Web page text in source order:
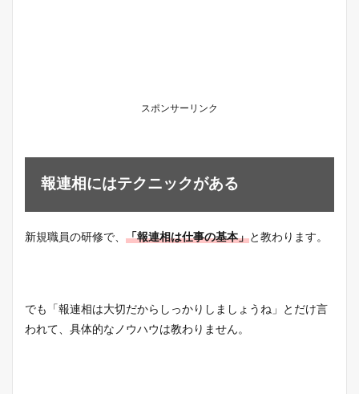
スポンサーリンク
報連相にはテクニックがある
新規職員の研修で、 「報連相は仕事の基本」と教わります。
でも「報連相は大切だからしっかりしましょうね」とだけ言
われて、具体的なノウハウは教わりません。